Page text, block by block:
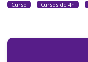
Curso Cursos de 4h